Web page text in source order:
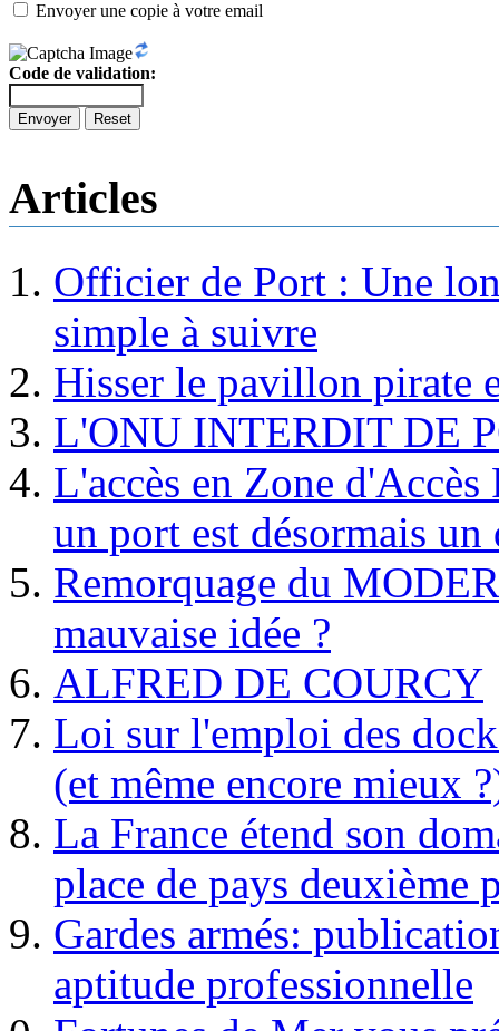
Envoyer une copie à votre email
Code de validation:
Envoyer Reset
Articles
Officier de Port : Une
simple à suivre
Hisser le pavillon pirate
L'ONU INTERDIT DE
L'accès en Zone
un port est désormais un
Remorquage du
mauvaise idée ?
ALFRED DE COURCY
Loi sur l'emploi des
(et même encore mieux
La France étend son
place de pays deuxième
Gardes armés:
aptitude professionnelle